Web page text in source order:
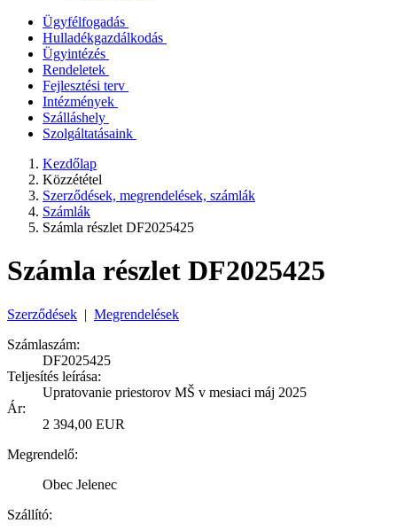
Ügyfélfogadás
Hulladékgazdálkodás
Ügyintézés
Rendeletek
Fejlesztési terv
Intézmények
Szálláshely
Szolgáltatásaink
Kezdőlap
Közzététel
Szerződések, megrendelések, számlák
Számlák
Számla részlet DF2025425
Számla részlet DF2025425
Szerződések | Megrendelések
Számlaszám:
DF2025425
Teljesítés leírása:
Upratovanie priestorov MŠ v mesiaci máj 2025
Ár:
2 394,00 EUR
Megrendelő:
Obec Jelenec
Szállító: